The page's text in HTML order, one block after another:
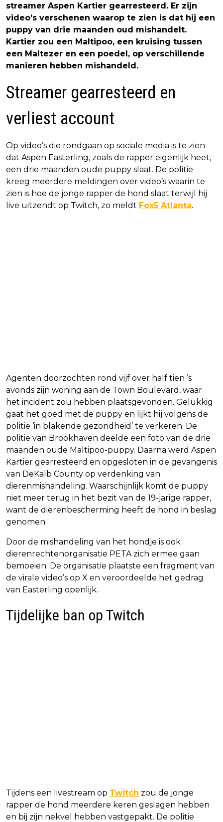
streamer Aspen Kartier gearresteerd. Er zijn
video’s verschenen waarop te zien is dat hij een
puppy van drie maanden oud mishandelt.
Kartier zou een Maltipoo, een kruising tussen
een Maltezer en een poedel, op verschillende
manieren hebben mishandeld.
Streamer gearresteerd en
verliest account
Op video’s die rondgaan op sociale media is te zien
dat Aspen Easterling, zoals de rapper eigenlijk heet,
een drie maanden oude puppy slaat. De politie
kreeg meerdere meldingen over video’s waarin te
zien is hoe de jonge rapper de hond slaat terwijl hij
live uitzendt op Twitch, zo meldt Fox5 Atlanta.
Agenten doorzochten rond vijf over half tien ’s
avonds zijn woning aan de Town Boulevard, waar
het incident zou hebben plaatsgevonden. Gelukkig
gaat het goed met de puppy en lijkt hij volgens de
politie ‘in blakende gezondheid’ te verkeren. De
politie van Brookhaven deelde een foto van de drie
maanden oude Maltipoo-puppy. Daarna werd Aspen
Kartier gearresteerd en opgesloten in de gevangenis
van DeKalb County op verdenking van
dierenmishandeling. Waarschijnlijk komt de puppy
niet meer terug in het bezit van de 19-jarige rapper,
want de dierenbescherming heeft de hond in beslag
genomen.
Door de mishandeling van het hondje is ook
dierenrechtenorganisatie PETA zich ermee gaan
bemoeien. De organisatie plaatste een fragment van
de virale video’s op X en veroordeelde het gedrag
van Easterling openlijk.
Tijdelijke ban op Twitch
Tijdens een livestream op Twitch zou de jonge
rapper de hond meerdere keren geslagen hebben
en bij zijn nekvel hebben vastgepakt. De politie